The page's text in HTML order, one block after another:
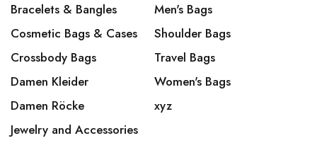
Bracelets & Bangles
Cosmetic Bags & Cases
Crossbody Bags
Damen Kleider
Damen Röcke
Jewelry and Accessories
Men's Bags
Shoulder Bags
Travel Bags
Women's Bags
xyz